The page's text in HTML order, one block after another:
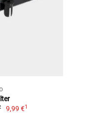
9,99 €1